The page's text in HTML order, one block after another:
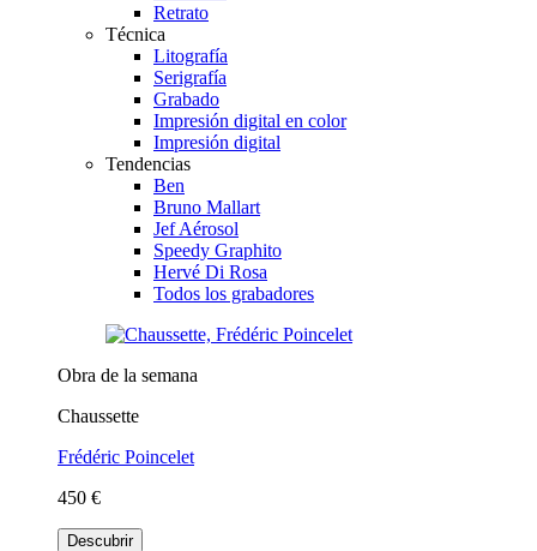
Retrato
Técnica
Litografía
Serigrafía
Grabado
Impresión digital en color
Impresión digital
Tendencias
Ben
Bruno Mallart
Jef Aérosol
Speedy Graphito
Hervé Di Rosa
Todos los grabadores
Obra de la semana
Chaussette
Frédéric Poincelet
450 €
Descubrir